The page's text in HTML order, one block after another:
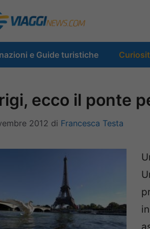
e Guide turistiche
ecco il ponte
2012 di Francesca Testa